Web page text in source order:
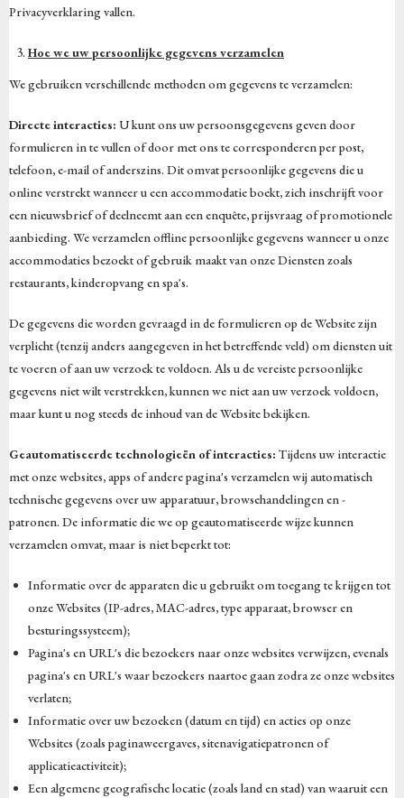
Privacyverklaring vallen.
Hoe we uw persoonlijke gegevens verzamelen
We gebruiken verschillende methoden om gegevens te verzamelen:
Directe interacties: U kunt ons uw persoonsgegevens geven door
formulieren in te vullen of door met ons te corresponderen per post,
telefoon, e-mail of anderszins. Dit omvat persoonlijke gegevens die u
online verstrekt wanneer u een accommodatie boekt, zich inschrijft voor
een nieuwsbrief of deelneemt aan een enquête, prijsvraag of promotionele
aanbieding. We verzamelen offline persoonlijke gegevens wanneer u onze
accommodaties bezoekt of gebruik maakt van onze Diensten zoals
restaurants, kinderopvang en spa's.
De gegevens die worden gevraagd in de formulieren op de Website zijn
verplicht (tenzij anders aangegeven in het betreffende veld) om diensten uit
te voeren of aan uw verzoek te voldoen. Als u de vereiste persoonlijke
gegevens niet wilt verstrekken, kunnen we niet aan uw verzoek voldoen,
maar kunt u nog steeds de inhoud van de Website bekijken.
Geautomatiseerde technologieën of interacties: Tijdens uw interactie
met onze websites, apps of andere pagina's verzamelen wij automatisch
technische gegevens over uw apparatuur, browsehandelingen en -
patronen. De informatie die we op geautomatiseerde wijze kunnen
verzamelen omvat, maar is niet beperkt tot:
Informatie over de apparaten die u gebruikt om toegang te krijgen tot
onze Websites (IP-adres, MAC-adres, type apparaat, browser en
besturingssysteem);
Pagina's en URL's die bezoekers naar onze websites verwijzen, evenals
pagina's en URL's waar bezoekers naartoe gaan zodra ze onze websites
verlaten;
Informatie over uw bezoeken (datum en tijd) en acties op onze
Websites (zoals paginaweergaves, sitenavigatiepatronen of
applicatieactiviteit);
Een algemene geografische locatie (zoals land en stad) van waaruit een